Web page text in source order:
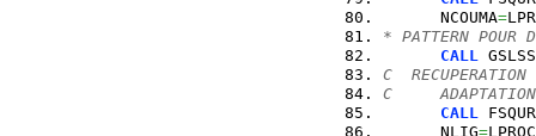
      NCOUMA
=
* PATTERN POUR
CALL
GSLSS
C
C
CALL
      NLIG
=LPROC